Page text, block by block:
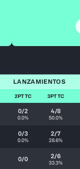
LANZAMIENTOS
2PT TC 3PT TC
0/2
0.0%
4/8
50.0%
0/3
0.0%
2/7
28.6%
0/0 2/6
33.3%